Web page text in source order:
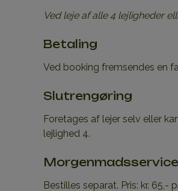
Ved leje af alle 4 lejligheder
Betaling
Ved booking fremsendes en
Slutrengøring
Foretages af lejer selv eller
lejlighed 4.
Morgenmadsservice
Bestilles separat. Pris: kr. 65,-